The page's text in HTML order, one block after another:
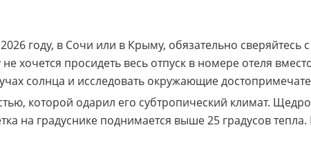
году, в Сочи или в Крыму, обязательно
хочется просидеть весь отпуск в номере отеля
солнца и исследовать окружающие
которой одарил его субтропический климат.
на градуснике поднимается выше 25 градусов